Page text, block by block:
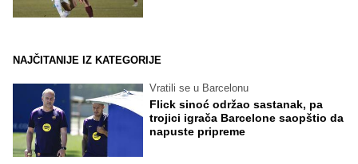
NAJČITANIJE IZ KATEGORIJE
Vratili se u Barcelonu
Flick sinoć održao sastanak, pa
trojici igrača Barcelone saopštio da
napuste pripreme